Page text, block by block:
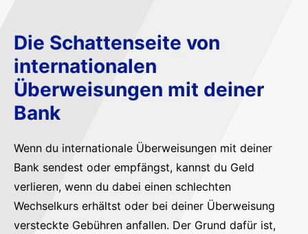
Die Schattenseite von
internationalen
Überweisungen mit deiner
Bank
Wenn du internationale Überweisungen mit deiner
Bank sendest oder empfängst, kannst du Geld
verlieren, wenn du dabei einen schlechten
Wechselkurs erhältst oder bei deiner Überweisung
versteckte Gebühren anfallen. Der Grund dafür ist,